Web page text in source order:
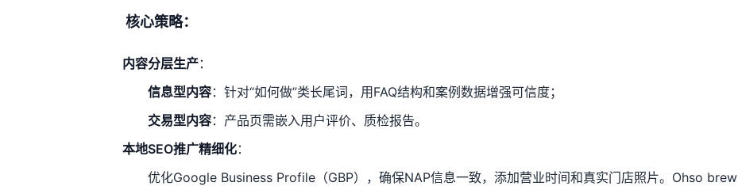
核心策略：
内容分层生产：
信息型内容：针对“如何做”类长尾词，用FAQ结构和案例数据增强可信度；
交易型内容：产品页需嵌入用户评价、质检报告。
本地SEO推广精细化：
优化Google Business Profile（GBP），确保NAP信息一致，添加营业时间和真实门店照片。Ohso brew